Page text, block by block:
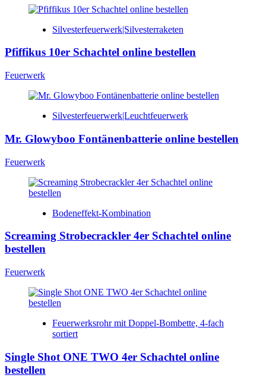
Silvesterfeuerwerk|Silvesterraketen
Pfiffikus 10er Schachtel online bestellen
Feuerwerk
Silvesterfeuerwerk|Leuchtfeuerwerk
Mr. Glowyboo Fontänenbatterie online bestellen
Feuerwerk
Bodeneffekt-Kombination
Screaming Strobecrackler 4er Schachtel online
bestellen
Feuerwerk
Feuerwerksrohr mit Doppel-Bombette, 4-fach
sortiert
Single Shot ONE TWO 4er Schachtel online
bestellen